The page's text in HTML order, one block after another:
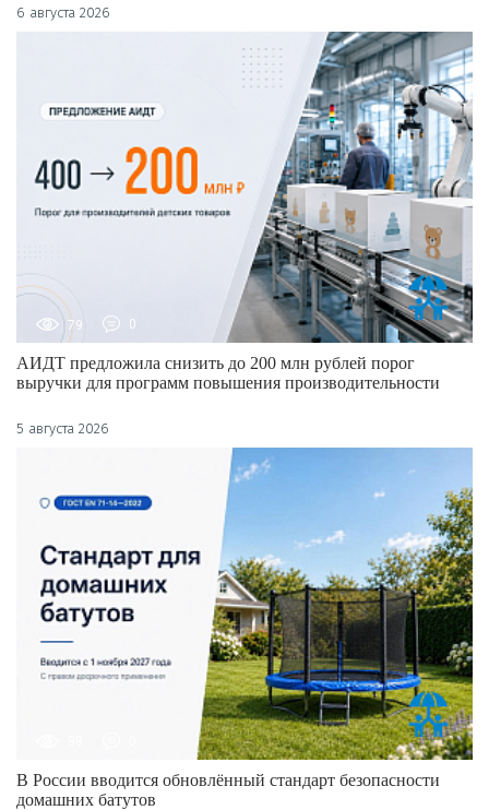
6 августа 2026
79 0
АИДТ предложила снизить до 200 млн рублей порог
выручки для программ повышения производительности
5 августа 2026
В России вводится обновлённый стандарт безопасности
домашних батутов